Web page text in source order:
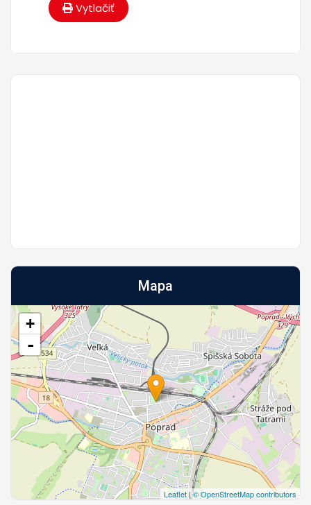
Vytlačiť
Mapa
+
-
Leaflet|© OpenStreetMap contributors